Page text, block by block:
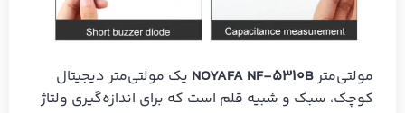
مولتی‌مترNOYAFA NF-5310B یک مولتی‌متر دیجیتال
کوچک، سبک و شبیه قلم است که برای اندازه‌گیری ولتاژ